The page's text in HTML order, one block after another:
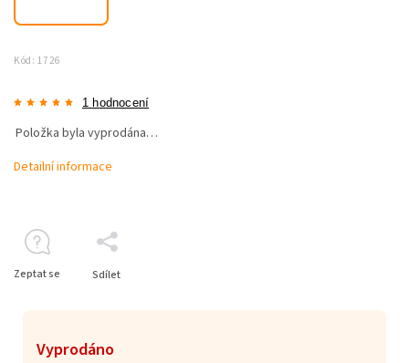
Kód: 1726
1 hodnocení
Vyprodáno
Položka byla vyprodána…
Detailní informace
Zeptat se Sdílet